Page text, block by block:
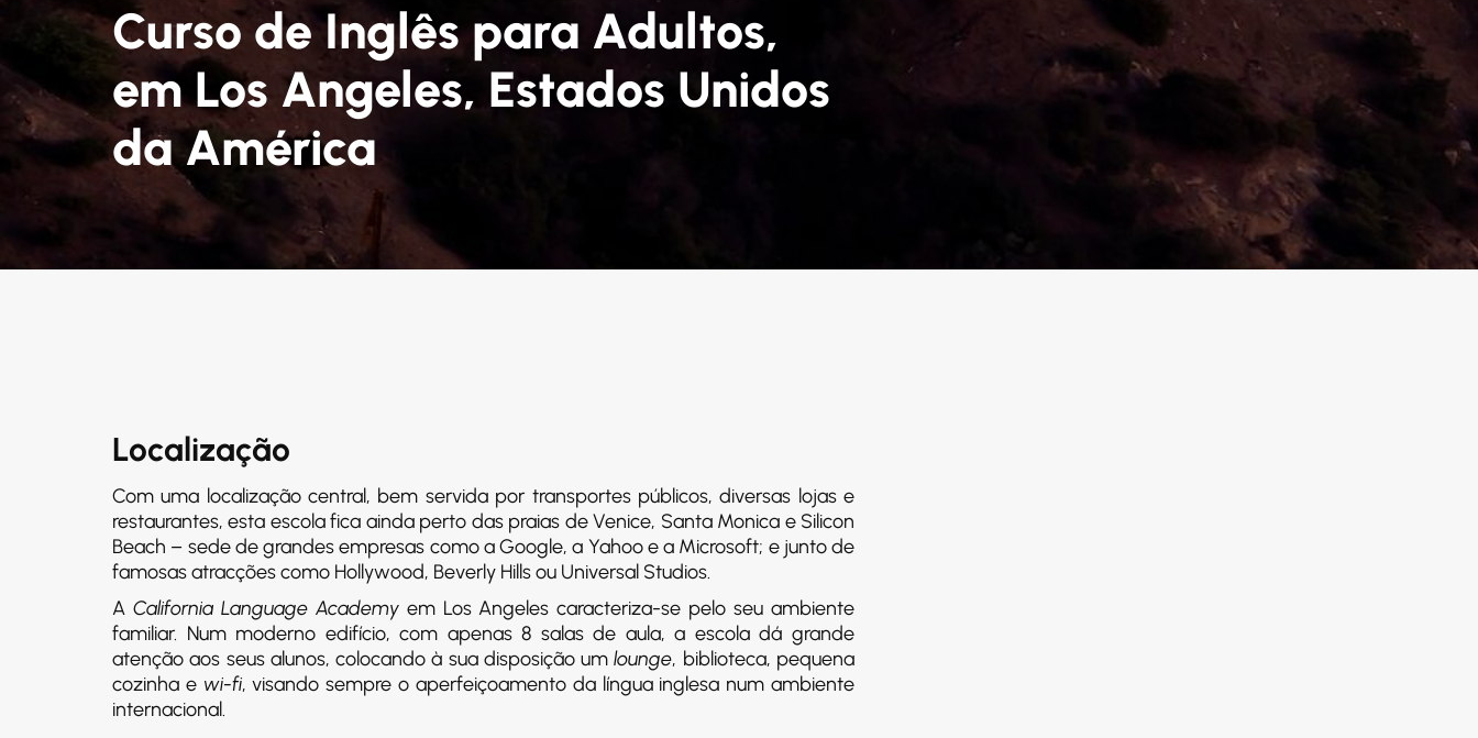
Curso de Inglês para Adultos,
em Los Angeles, Estados Unidos
da América
Localização
Com uma localização central, bem servida por transportes públicos, diversas lojas e
restaurantes, esta escola fica ainda perto das praias de Venice, Santa Monica e Silicon
Beach – sede de grandes empresas como a Google, a Yahoo e a Microsoft; e junto de
famosas atracções como Hollywood, Beverly Hills ou Universal Studios.
A California Language Academyem Los Angeles caracteriza-se pelo seu ambiente
familiar. Num moderno edifício, com apenas 8 salas de aula, a escola dá grande
atenção aos seus alunos, colocando à sua disposição umlounge, biblioteca, pequena
cozinha e wi-fi, visando sempre o aperfeiçoamento da língua inglesa num ambiente
internacional.